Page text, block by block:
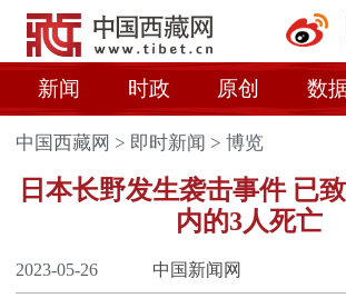
新闻 时政 原创 数
中国西藏网 > 即时新闻 >博览
日本长野发生袭击事件 已
内的3人死亡
2023-05-26 中国新闻网